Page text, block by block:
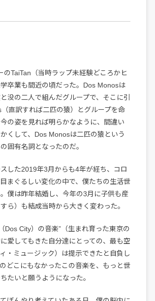
のTaiTan（当時ラップ未経験どころかヒ
卒業も間近の頃だった。Dos Monosは
没の二人で組んだグループで、そこに引
直訳すれば二匹の猿）とグループを命
の姿を見れば明らかなように、間違い
くして、Dos Monosは二匹の猿という
固有名詞となったのだ。
した2019年3月からも4年が経ち、コロ
まぐるしい変化の中で、僕たちの生活世
僕は昨年結婚し、今年の3月に子供も産
ら）も結成当時から大きく変わった。
Dos City）の音楽”（生まれ育った東京の
愛してもきた自分達にとっての、最も空
・ミュージック）は提示できたと自負し
どこにもなかったこの音楽を、もっと世
たいと願うようになった。